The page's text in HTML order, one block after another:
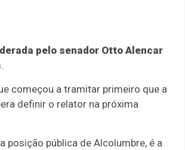
pelo senador Otto Alencar
começou a tramitar primeiro que a
definir o relator na próxima
posição pública de Alcolumbre, é a